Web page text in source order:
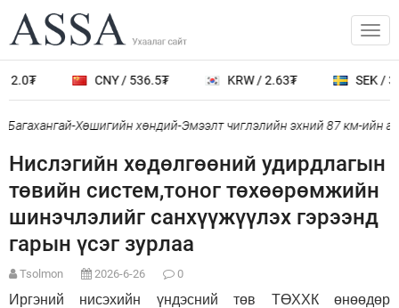
CNY / 536.5₮ KRW / 2.63₮ SEK /
Хөшигийн хөндий-Эмээлт чиглэлийн эхний 87 км-ийн
Нислэгийн хөдөлгөөний удирдлагын
төвийн систем,тоног төхөөрөмжийн
шинэчлэлийг санхүүжүүлэх гэрээнд
гарын үсэг зурлаа
Tsolmon 2026-6-26 0
Иргэний нисэхийн үндэсний төв ТӨХХК өнөөдөр